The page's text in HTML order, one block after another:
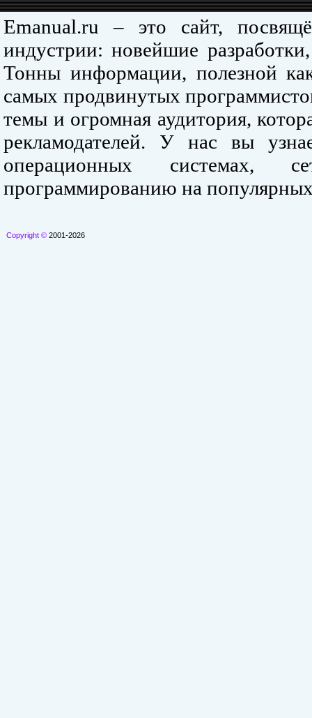
Emanual.ru – это сайт,
индустрии: новейшие
Тонны информации, полезной
самых продвинутых
темы и огромная аудитория,
рекламодателей. У нас вы
операционных системах,
программированию на
Copyright © 2001-2026